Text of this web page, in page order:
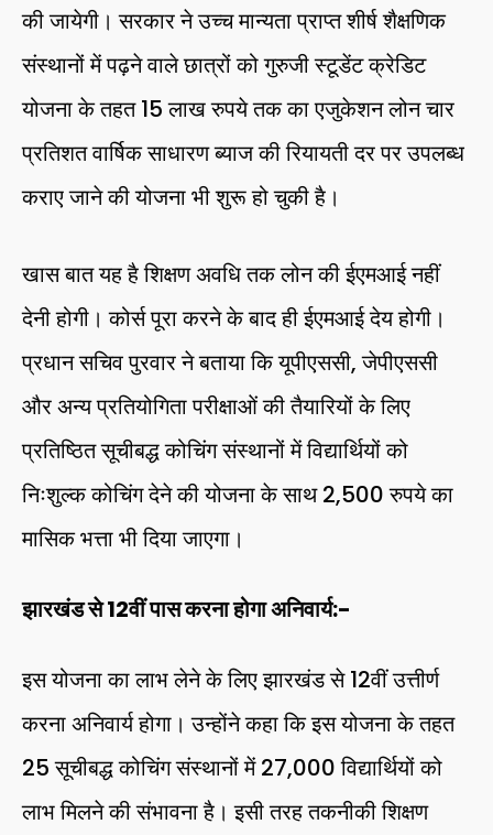
की जायेगी। सरकार ने उच्च मान्यता प्राप्त शीर्ष शैक्षणिक
संस्थानों में पढ़ने वाले छात्रों को गुरुजी स्टूडेंट क्रेडिट
योजना के तहत 15 लाख रुपये तक का एजुकेशन लोन चार
प्रतिशत वार्षिक साधारण ब्याज की रियायती दर पर उपलब्ध
कराए जाने की योजना भी शुरू हो चुकी है।
खास बात यह है शिक्षण अवधि तक लोन की ईएमआई नहीं
देनी होगी। कोर्स पूरा करने के बाद ही ईएमआई देय होगी।
प्रधान सचिव पुरवार ने बताया कि यूपीएससी, जेपीएससी
और अन्य प्रतियोगिता परीक्षाओं की तैयारियों के लिए
प्रतिष्ठित सूचीबद्ध कोचिंग संस्थानों में विद्यार्थियों को
निःशुल्क कोचिंग देने की योजना के साथ 2,500 रुपये का
मासिक भत्ता भी दिया जाएगा।
झारखंड से 12वीं पास करना होगा अनिवार्य:-
इस योजना का लाभ लेने के लिए झारखंड से 12वीं उत्तीर्ण
करना अनिवार्य होगा। उन्होंने कहा कि इस योजना के तहत
25 सूचीबद्ध कोचिंग संस्थानों में 27,000 विद्यार्थियों को
लाभ मिलने की संभावना है। इसी तरह तकनीकी शिक्षण